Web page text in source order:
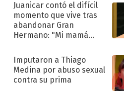
Juanicar contó el difícil
momento que vive tras
abandonar Gran
Hermano: "Mi mamá
Imputaron a Thiago
Medina por abuso sexual
contra su prima